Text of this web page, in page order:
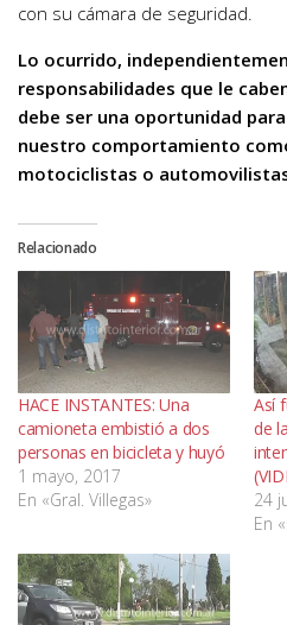
con su cámara de seguridad.
Lo ocurrido,
responsabilidades que le
debe ser una oportunidad
nuestro comportamiento
motociclistas o
Relacionado
HACE INSTANTES: Una
camioneta embistió a dos
personas en bicicleta y huyó
1 mayo, 2017
En «Gral. Villegas»
Así
de
24
En